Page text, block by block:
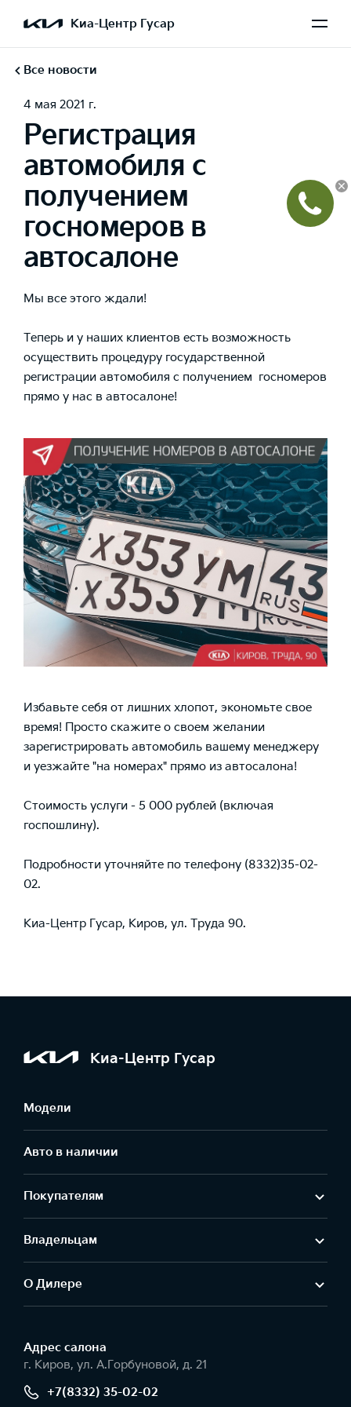
Киа-Центр Гусар
Все новости
4 мая 2021 г.
Регистрация
автомобиля с
получением
госномеров в
автосалоне
Мы все этого ждали!
Теперь и у наших клиентов есть возможность
осуществить процедуру государственной
регистрации автомобиля с получением госномеров
прямо у нас в автосалоне!
Избавьте себя от лишних хлопот, экономьте свое
время! Просто скажите о своем желании
зарегистрировать автомобиль вашему менеджеру
и уезжайте "на номерах" прямо из автосалона!
Стоимость услуги - 5 000 рублей (включая
госпошлину).
Подробности уточняйте по телефону (8332)35-02-
02.
Киа-Центр Гусар, Киров, ул. Труда 90.
Киа-Центр Гусар
Модели
Авто в наличии
Покупателям
Владельцам
О Дилере
Адрес салонa
г. Киров, ул. А.Горбуновой, д. 21
+7(8332) 35-02-02